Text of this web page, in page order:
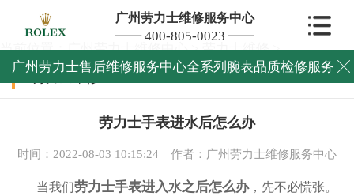
广州劳力士维修服务中心
400-805-0023
广州劳力士售后维修服务中心全系列腕表品质检修服务 
当前位置：广州劳力士维修中心>劳力士维修>
劳力士维修
劳力士手表进水后怎么办
时间：2022-08-03 10:15:24 作者：广州劳力士维修服务中心
当我们劳力士手表进入水之后怎么办，先不必慌张。